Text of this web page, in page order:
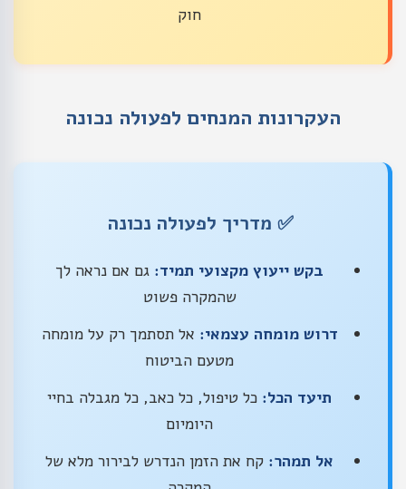
חוק
העקרונות המנחים לפעולה נכונה
✅ מדריך לפעולה נכונה
בקש ייעוץ מקצועי תמיד: גם אם נראה לך
שהמקרה פשוט
דרוש מומחה עצמאי: אל תסתמך רק על מומחה
מטעם הביטוח
תיעד הכל: כל טיפול, כל כאב, כל מגבלה בחיי
היומיום
אל תמהר: קח את הזמן הנדרש לבירור מלא של